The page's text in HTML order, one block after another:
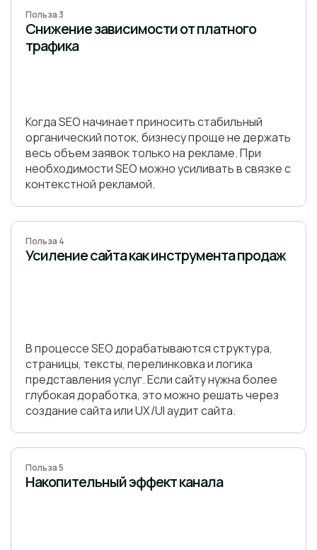
Польза 3
Снижение зависимости от платного
трафика
Когда SEO начинает приносить стабильный
органический поток, бизнесу проще не держать
весь объем заявок только на рекламе. При
необходимости SEO можно усиливать в связке с
контекстной рекламой.
Польза 4
Усиление сайта как инструмента продаж
В процессе SEO дорабатываются структура,
страницы, тексты, перелинковка и логика
представления услуг. Если сайту нужна более
глубокая доработка, это можно решать через
создание сайта или UX/UI аудит сайта.
Польза 5
Накопительный эффект канала